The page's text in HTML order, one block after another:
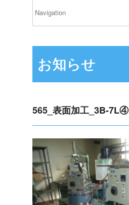
お知らせ
565_表面加工_3B-7L④